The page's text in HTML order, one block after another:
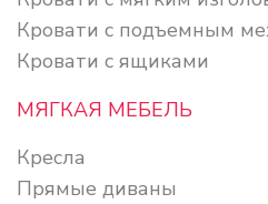
Кровати с подъемным
Кровати с ящиками
МЯГКАЯ МЕБЕЛЬ
Кресла
Прямые диваны